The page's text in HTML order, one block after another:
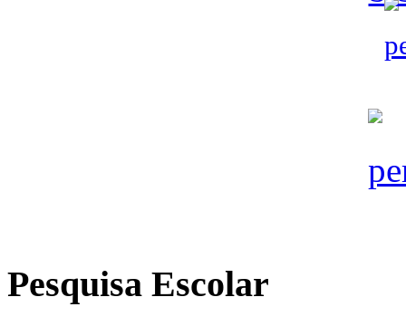
Pesquisa Escolar